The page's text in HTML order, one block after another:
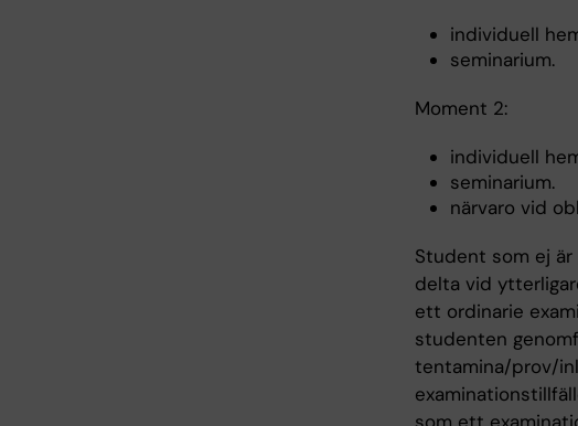
individuell
seminarium.
Moment 2:
individuell
seminarium.
närvaro vid
Student som ej
delta vid
ett ordinarie
studenten
tentamina/prov/